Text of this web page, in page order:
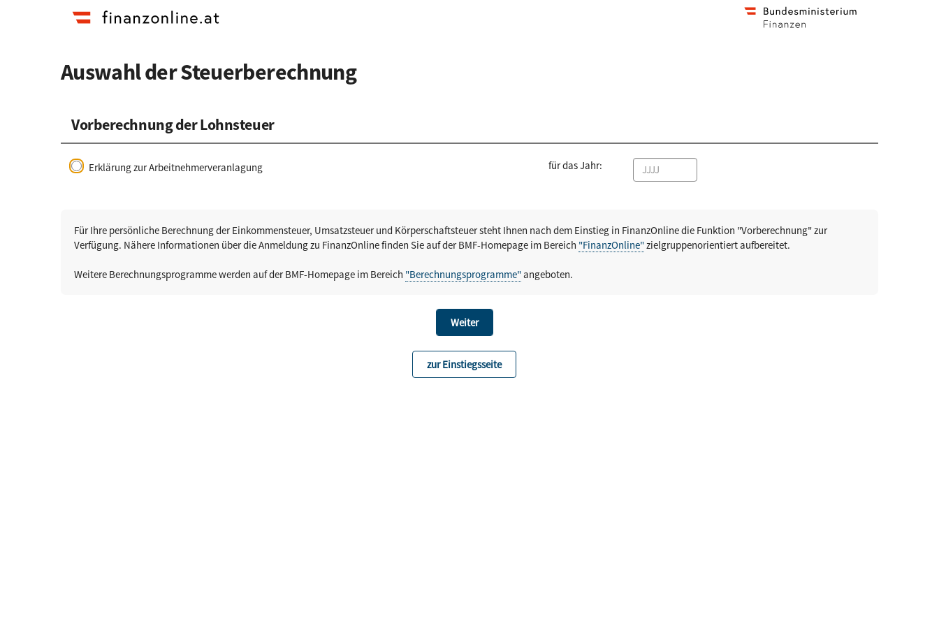
Startseite
Auswahl der Steuerberechnung
Vorberechnung der Lohnsteuer
Erklärung zur Arbeitnehmerveranlagung für das Jahr:
Für Ihre persönliche Berechnung der Einkommensteuer, Umsatzsteuer und Körperschaftsteuer steht Ihnen nach dem Einstieg in FinanzOnline die Funktion "Vorberechnung" zur
Verfügung. Nähere Informationen über die Anmeldung zu FinanzOnline finden Sie auf der BMF-Homepage im Bereich "FinanzOnline"zielgruppenorientiert aufbereitet.
Weitere Berechnungsprogramme werden auf der BMF-Homepage im Bereich "Berechnungsprogramme"angeboten.
zur Einstiegsseite